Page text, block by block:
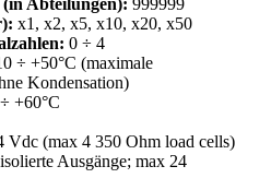
Abteilungen): 999999
x1, x2, x5, x10, x20, x50
0 ÷ 4
÷ +50°C (maximale
Kondensation)
+60°C
Vdc (max 4 350 Ohm load cells)
Ausgänge; max 24